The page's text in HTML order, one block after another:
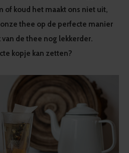
of koud het maakt ons niet uit,
thee op de perfecte manier
de thee nog lekkerder.
kopje kan zetten?